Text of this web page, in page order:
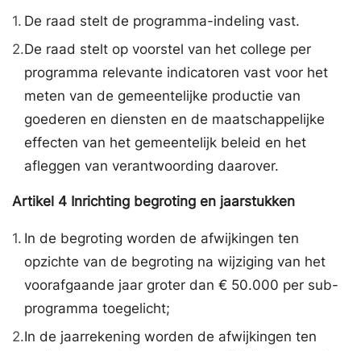
1. De raad stelt de programma-indeling vast.
2.De raad stelt op voorstel van het college per
programma relevante indicatoren vast voor het
meten van de gemeentelijke productie van
goederen en diensten en de maatschappelijke
effecten van het gemeentelijk beleid en het
afleggen van verantwoording daarover.
Artikel 4 Inrichting begroting en jaarstukken
1. In de begroting worden de afwijkingen ten
opzichte van de begroting na wijziging van het
voorafgaande jaar groter dan € 50.000 per sub-
programma toegelicht;
2.In de jaarrekening worden de afwijkingen ten